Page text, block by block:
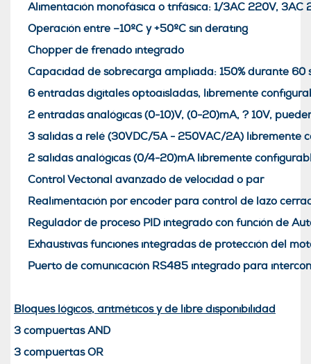
Alimentación monofásica o trifásica: 1/3AC 220V, 3AC
Operación entre –10ºC y +50ºC sin derating
Chopper de frenado integrado
Capacidad de sobrecarga ampliada: 150% durante 60
6 entradas digitales optoaisladas, libremente
2 entradas analógicas (0-10)V, (0-20)mA, ? 10V,
3 salidas a relé (30VDC/5A - 250VAC/2A) libremente
2 salidas analógicas (0/4-20)mA libremente
Control Vectorial avanzado de velocidad o par
Realimentación por encoder para control de lazo
Regulador de proceso PID integrado con función de
Exhaustivas funciones integradas de protección del
Puerto de comunicación RS485 integrado para
Bloques lógicos, aritméticos y de libre disponibilidad
3 compuertas AND
3 compuertas OR